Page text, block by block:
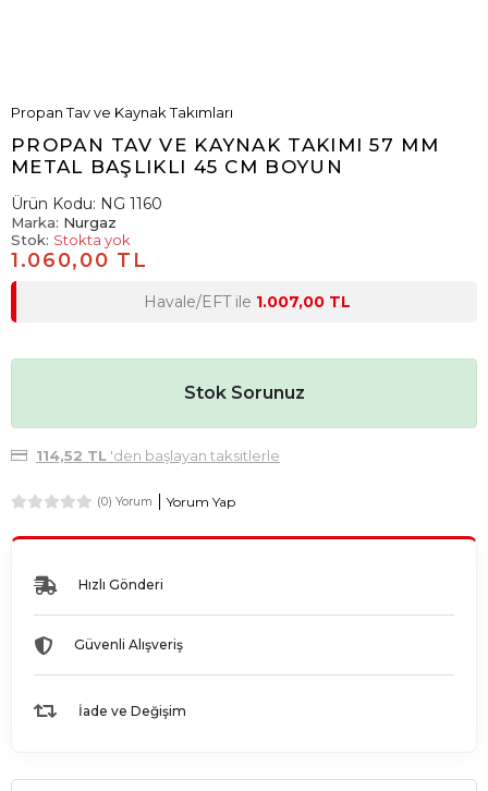
Propan Tav ve Kaynak Takımları
PROPAN TAV VE KAYNAK TAKIMI 57 MM
METAL BAŞLIKLI 45 CM BOYUN
Ürün Kodu: NG 1160
Marka: Nurgaz
Stok: Stokta yok
1.060,00 TL
Havale/EFT ile 1.007,00 TL
Stok Sorunuz
114,52 TL'den başlayan taksitlerle
(0) Yorum Yorum Yap
Hızlı Gönderi
Güvenli Alışveriş
İade ve Değişim